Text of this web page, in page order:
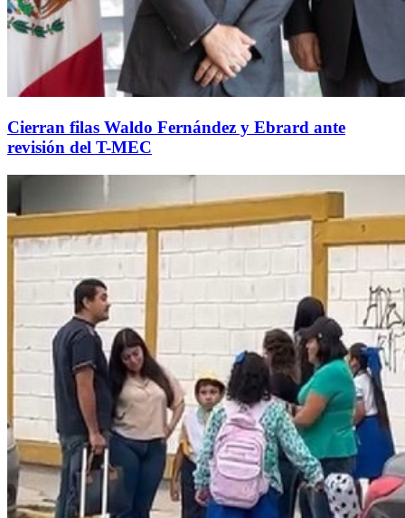
Cierran filas Waldo Fernández y Ebrard ante
revisión del T-MEC